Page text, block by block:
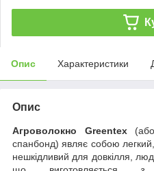
Опис Характеристики
Опис
Агроволокно Greentex
спанбонд) являє собою
нешкідливий для довкілля,